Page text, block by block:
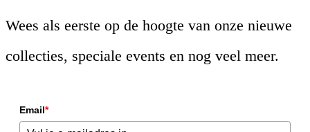
Wees als eerste op de hoogte van onze nieuwe
collecties, speciale events en nog veel meer.
Email*